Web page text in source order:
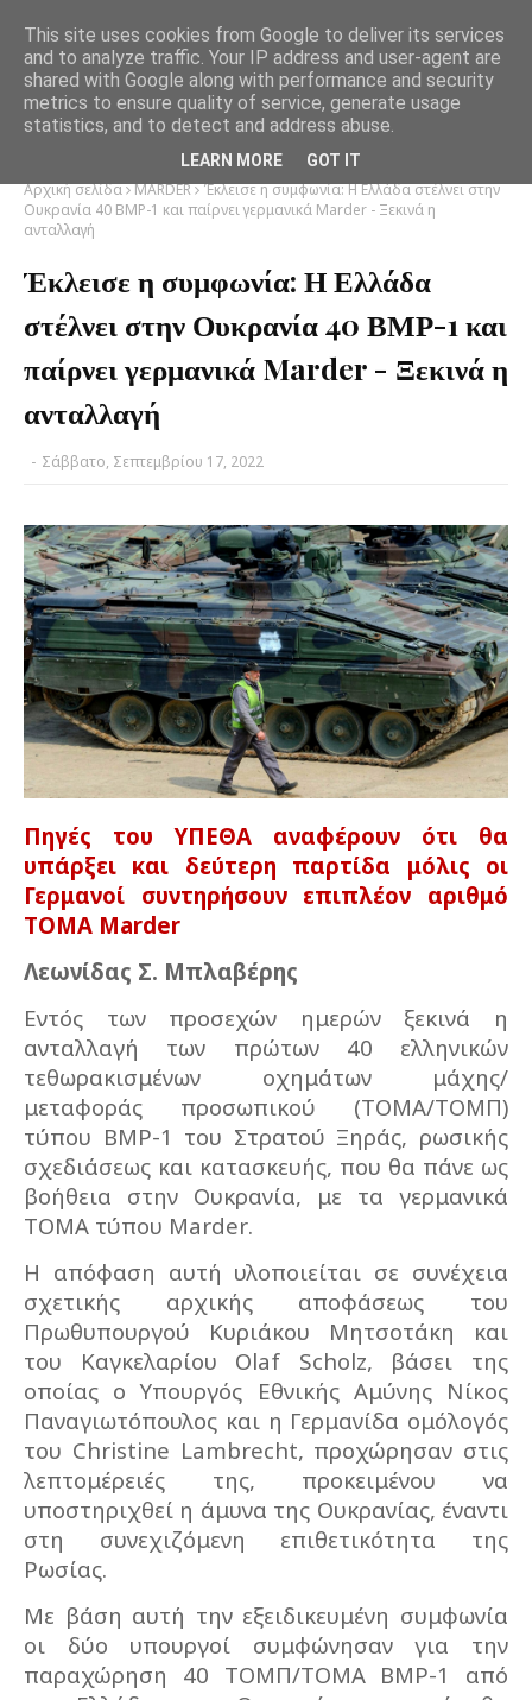
Αρχική σελίδα MARDER Έκλεισε η συμφωνία: Η Ελλάδα στέλνει στην
Ουκρανία 40 ΒΜΡ-1 και παίρνει γερμανικά Marder - Ξεκινά η
ανταλλαγή
Έκλεισε η συμφωνία: Η Ελλάδα
στέλνει στην Ουκρανία 40 ΒΜΡ-1 και
παίρνει γερμανικά Marder - Ξεκινά η
ανταλλαγή
- Σάββατο, Σεπτεμβρίου 17, 2022
Πηγές του ΥΠΕΘΑ αναφέρουν ότι θα
υπάρξει και δεύτερη παρτίδα μόλις οι
Γερμανοί συντηρήσουν επιπλέον αριθμό
ΤΟΜΑ Marder
Λεωνίδας Σ. Μπλαβέρης
Εντός των προσεχών ημερών ξεκινά η
ανταλλαγή των πρώτων 40 ελληνικών
τεθωρακισμένων οχημάτων μάχης/
μεταφοράς προσωπικού (ΤΟΜΑ/ΤΟΜΠ)
τύπου ΒΜΡ-1 του Στρατού Ξηράς, ρωσικής
σχεδιάσεως και κατασκευής, που θα πάνε ως
βοήθεια στην Ουκρανία, με τα γερμανικά
ΤΟΜΑ τύπου Marder.
Η απόφαση αυτή υλοποιείται σε συνέχεια
σχετικής αρχικής αποφάσεως του
Πρωθυπουργού Κυριάκου Μητσοτάκη και
του Καγκελαρίου Olaf Scholz, βάσει της
οποίας ο Υπουργός Εθνικής Αμύνης Νίκος
Παναγιωτόπουλος και η Γερμανίδα ομόλογός
του Christine Lambrecht, προχώρησαν στις
λεπτομέρειές της, προκειμένου να
υποστηριχθεί η άμυνα της Ουκρανίας, έναντι
στη συνεχιζόμενη επιθετικότητα της
Ρωσίας.
Με βάση αυτή την εξειδικευμένη συμφωνία
οι δύο υπουργοί συμφώνησαν για την
παραχώρηση 40 ΤΟΜΠ/ΤΟΜΑ BMP-1 από
This site uses cookies from Google to deliver its services
and to analyze traffic. Your IP address and user-agent are
shared with Google along with performance and security
metrics to ensure quality of service, generate usage
statistics, and to detect and address abuse.
LEARN MORE GOT IT